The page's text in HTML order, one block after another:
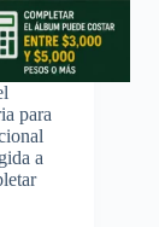
para
a